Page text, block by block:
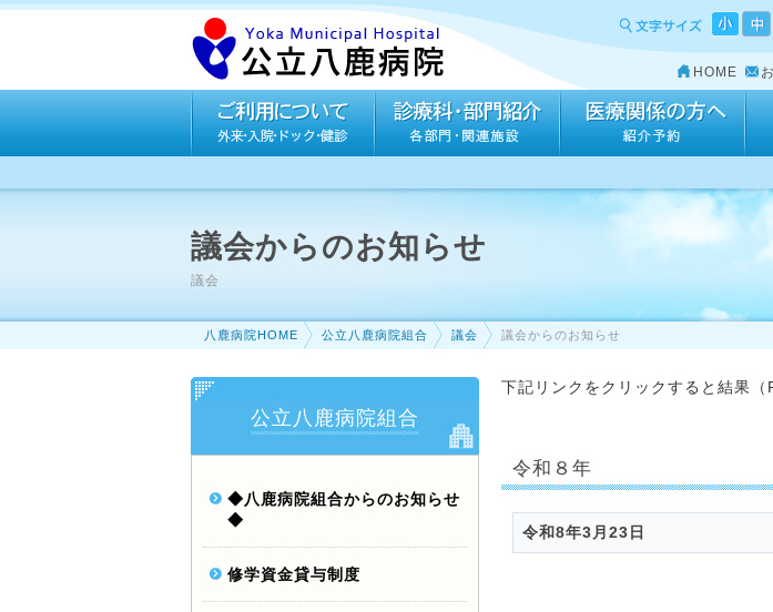
HOME
議会からのお知らせ
議会
八鹿病院HOME 公立八鹿病院組合 議会 議会からのお知らせ
下記リンクをクリックすると結果（
令和８年
令和8年3月23日
公立八鹿病院組合
◆八鹿病院組合からのお知らせ
◆
修学資金貸与制度